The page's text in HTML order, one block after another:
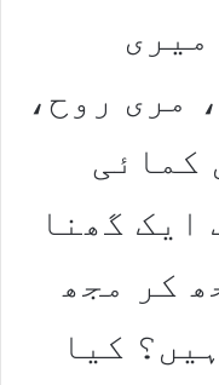
مری روح،
کمائی
ایک گھنا
کر مجھ
کیا